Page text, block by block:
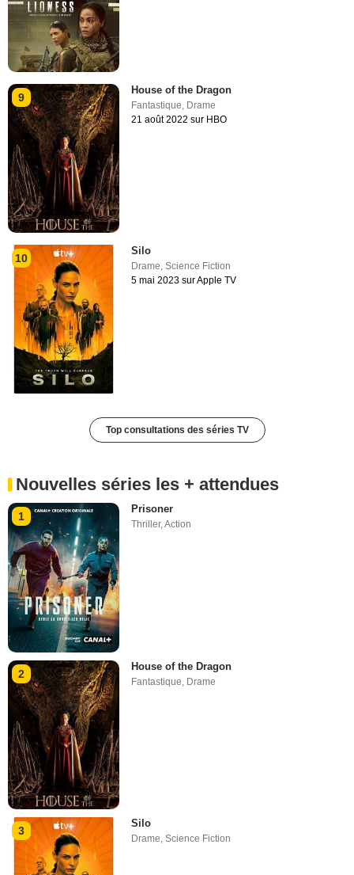
9
House of the Dragon
Fantastique Drame
21 août 2022 sur HBO
10
Silo
Drame,Science Fiction
5 mai 2023 sur Apple TV
Top consultations des séries TV
Nouvelles séries les + attendues
1
Prisoner
Thriller,Action
2
House of the Dragon
Fantastique Drame
3
Silo
Drame,Science Fiction